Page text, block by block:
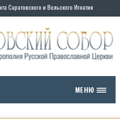
Саратовского и Вольского Игнатия
МЕНЮ